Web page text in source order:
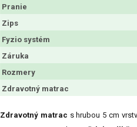
Pranie
Zips
Fyzio systém
Záruka
Rozmery
Zdravotný matrac
Zdravotný matrac s hrubou 5 cm